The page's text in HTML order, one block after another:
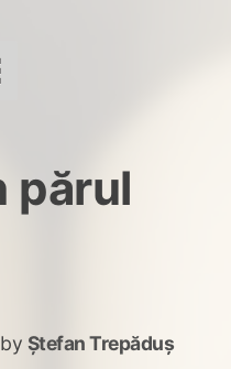
părul
Ștefan Trepăduș